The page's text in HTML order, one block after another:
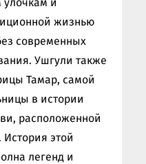
жизнью
современных
Ушгули также
Тамар, самой
в истории
расположенной
История этой
легенд и